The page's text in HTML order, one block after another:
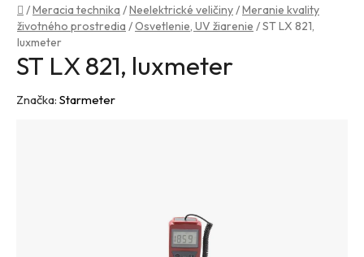
Domov
/Meracia technika /Neelektrické veličiny/Meranie kvality
životného prostredia /Osvetlenie, UV žiarenie /ST LX 821,
luxmeter
ST LX 821, luxmeter
Značka: Starmeter